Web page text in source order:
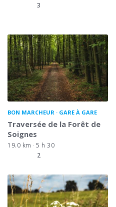
3
BON MARCHEUR GARE À GARE
Traversée de la Forêt de
Soignes
19.0 km
5 h 30
2